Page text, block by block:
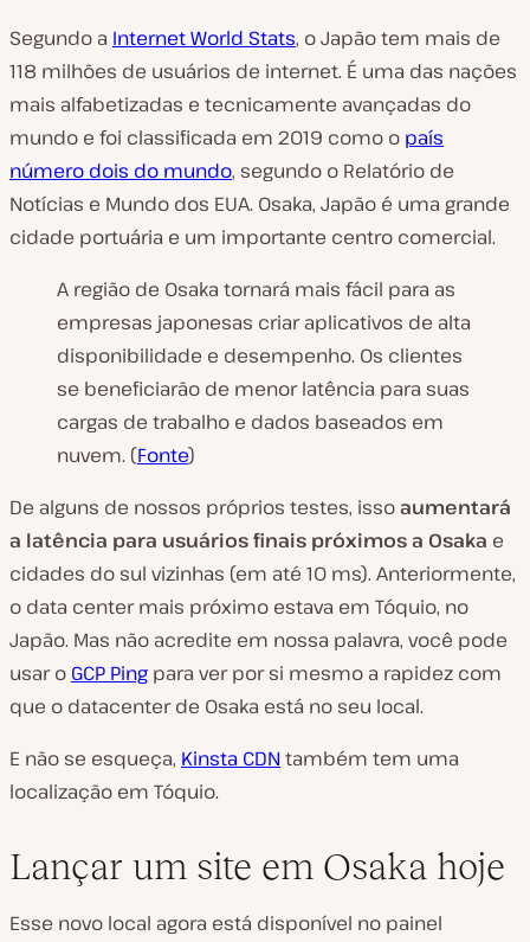
Segundo a Internet World Stats, o Japão tem mais de
118 milhões de usuários de internet. É uma das nações
mais alfabetizadas e tecnicamente avançadas do
mundo e foi classificada em 2019 como o país
número dois do mundo, segundo o Relatório de
Notícias e Mundo dos EUA. Osaka, Japão é uma grande
cidade portuária e um importante centro comercial.
A região de Osaka tornará mais fácil para as
empresas japonesas criar aplicativos de alta
disponibilidade e desempenho. Os clientes
se beneficiarão de menor latência para suas
cargas de trabalho e dados baseados em
nuvem. (Fonte)
De alguns de nossos próprios testes, issoaumentará
a latência para usuários finais próximos a Osaka e
cidades do sul vizinhas (em até 10 ms). Anteriormente,
o data center mais próximo estava em Tóquio, no
Japão. Mas não acredite em nossa palavra, você pode
usar o GCP Ping para ver por si mesmo a rapidez com
que o datacenter de Osaka está no seu local.
E não se esqueça, Kinsta CDNtambém tem uma
localização em Tóquio.
Lançar um site em Osaka hoje
Esse novo local agora está disponível no painel